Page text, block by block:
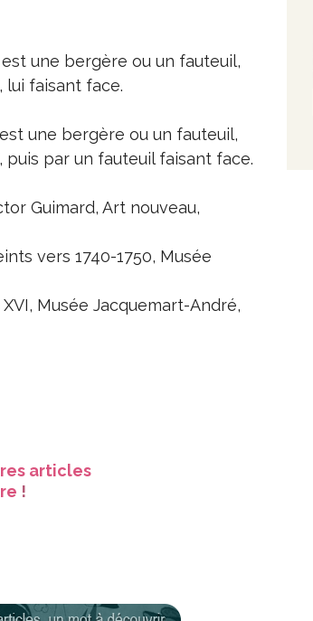
une bergère ou un fauteuil,
lui faisant face.
une bergère ou un fauteuil,
par un fauteuil faisant face.
Guimard, Art nouveau,
vers 1740-1750, Musée
Musée Jacquemart-André,
articles
!